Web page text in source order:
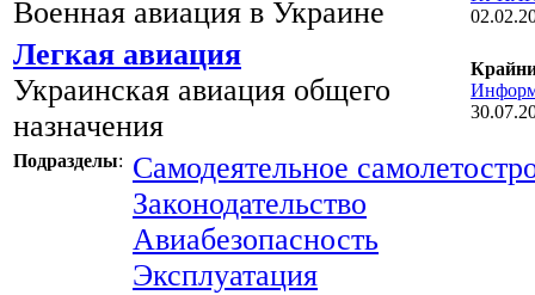
Военная авиация в Украине
Легкая авиация
Украинская авиация общего
назначения
Подразделы: Самодеятельное
Законодательство
Авиабезопасность
Эксплуатация